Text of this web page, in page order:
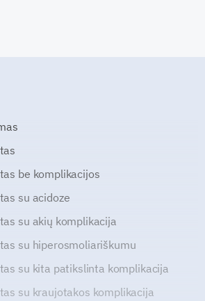
be komplikacijos
su acidoze
su akių komplikacija
su hiperosmoliariškumu
su kita patikslinta komplikacija
su kraujotakos komplikacija